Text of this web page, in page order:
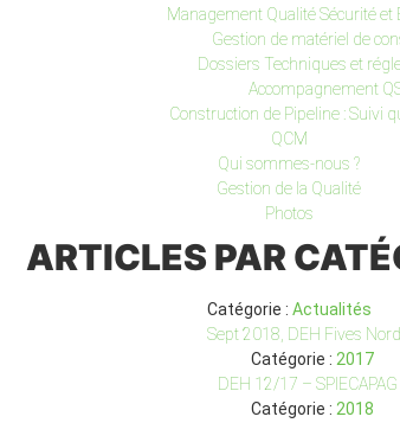
Management Qualité Sécurité
Gestion de matériel de
Dossiers Techniques et
Accompagnement
Construction de Pipeline : Suivi
QCM
Qui sommes-nous ?
Gestion de la Qualité
Photos
ARTICLES PAR
Catégorie : Actualités
Sept 2018, DEH Fives
Catégorie : 2017
DEH 12/17 –
Catégorie : 2018